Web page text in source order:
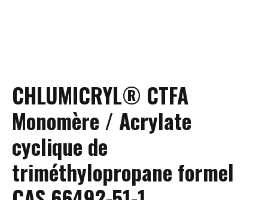
CHLUMICRYL® CTFA
Monomère / Acrylate
cyclique de
triméthylopropane formel